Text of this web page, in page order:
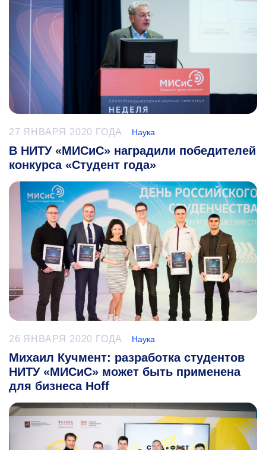
27 ЯНВАРЯ 2020 ГОДА Наука
В НИТУ «МИСиС» наградили победителей
конкурса «Студент года»
26 ЯНВАРЯ 2020 ГОДА Наука
Михаил Кучмент: разработка студентов
НИТУ «МИСиС» может быть применена
для бизнеса Hoff